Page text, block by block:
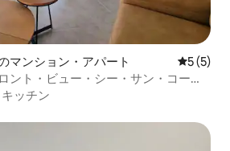
マンション・アパート レビュー
5 (5)
ント・ビュー・シー・サン・コース
キッチン